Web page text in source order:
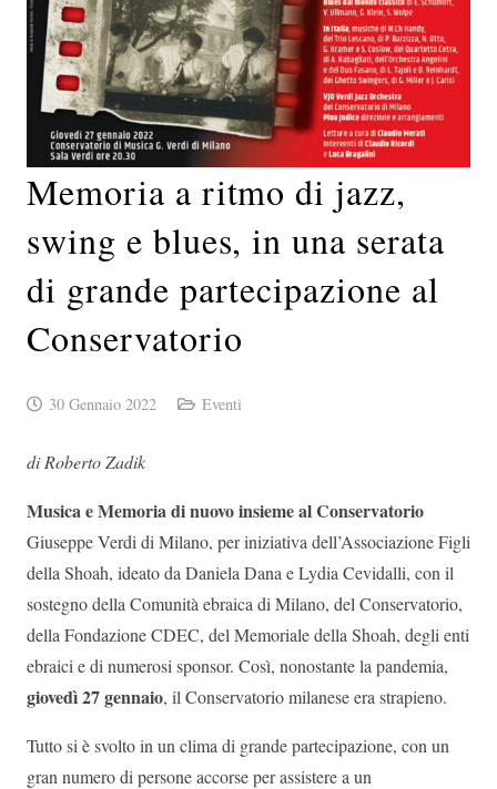
Memoria a ritmo di jazz,
swing e blues, in una serata
di grande partecipazione al
Conservatorio
30 Gennaio 2022 Eventi
di Roberto Zadik
Musica e Memoria di nuovo insieme al Conservatorio
Giuseppe Verdi di Milano, per iniziativa dell’Associazione Figli
della Shoah, ideato da Daniela Dana e Lydia Cevidalli, con il
sostegno della Comunità ebraica di Milano, del Conservatorio,
della Fondazione CDEC, del Memoriale della Shoah, degli enti
ebraici e di numerosi sponsor. Così, nonostante la pandemia,
giovedì 27 gennaio, il Conservatorio milanese era strapieno.
Tutto si è svolto in un clima di grande partecipazione, con un
gran numero di persone accorse per assistere a un